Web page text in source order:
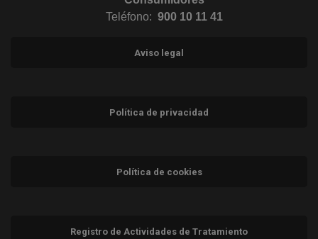
Teléfono: 900 10 11 41
Aviso legal
Política de privacidad
Política de cookies
Registro de Actividades de Tratamiento